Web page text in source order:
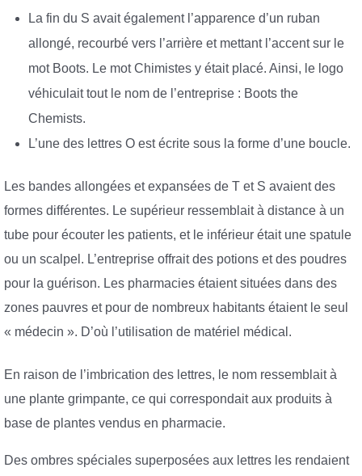
La fin du S avait également l’apparence d’un ruban
allongé, recourbé vers l’arrière et mettant l’accent sur le
mot Boots. Le mot Chimistes y était placé. Ainsi, le logo
véhiculait tout le nom de l’entreprise : Boots the
Chemists.
L’une des lettres O est écrite sous la forme d’une boucle.
Les bandes allongées et expansées de T et S avaient des
formes différentes. Le supérieur ressemblait à distance à un
tube pour écouter les patients, et le inférieur était une spatule
ou un scalpel. L’entreprise offrait des potions et des poudres
pour la guérison. Les pharmacies étaient situées dans des
zones pauvres et pour de nombreux habitants étaient le seul
« médecin ». D’où l’utilisation de matériel médical.
En raison de l’imbrication des lettres, le nom ressemblait à
une plante grimpante, ce qui correspondait aux produits à
base de plantes vendus en pharmacie.
Des ombres spéciales superposées aux lettres les rendaient